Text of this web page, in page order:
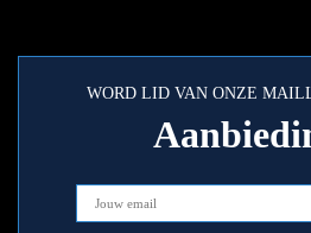
WORD LID VAN ONZE